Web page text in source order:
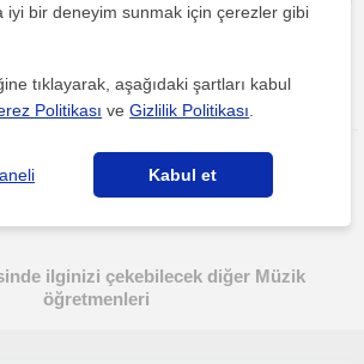
veya e-posta ile gönder
ilginizi çekebilecek diğer Müzik
öğretmenleri
iyi bir deneyim sunmak için çerezler gibi
tıklayarak, aşağıdaki şartları kabul
Politikası veGizlilik Politikası
Kabul et